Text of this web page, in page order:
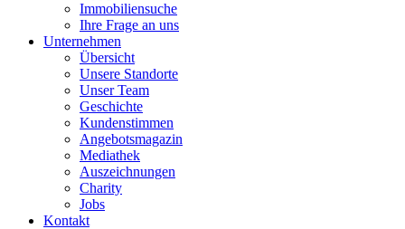
Immobiliensuche
Ihre Frage an uns
Unternehmen
Übersicht
Unsere Standorte
Unser Team
Geschichte
Kundenstimmen
Angebotsmagazin
Mediathek
Auszeichnungen
Charity
Jobs
Kontakt